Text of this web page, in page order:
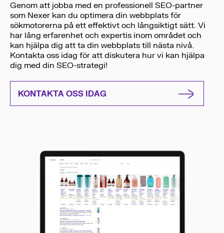
Genom att jobba med en professionell SEO-partner
som Nexer kan du optimera din webbplats för
sökmotorerna på ett effektivt och långsiktigt sätt. Vi
har lång erfarenhet och expertis inom området och
kan hjälpa dig att ta din webbplats till nästa nivå.
Kontakta oss idag för att diskutera hur vi kan hjälpa
dig med din SEO-strategi!
KONTAKTA OSS IDAG